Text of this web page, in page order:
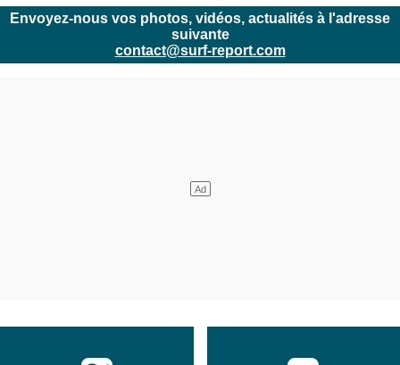
Envoyez-nous vos photos, vidéos, actualités à l'adresse
suivante
contact@surf-report.com